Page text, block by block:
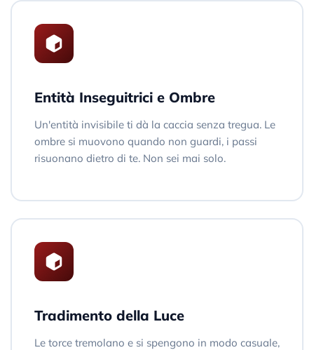
Entità Inseguitrici e Ombre
Un'entità invisibile ti dà la caccia senza tregua. Le
ombre si muovono quando non guardi, i passi
risuonano dietro di te. Non sei mai solo.
Tradimento della Luce
Le torce tremolano e si spengono in modo casuale,